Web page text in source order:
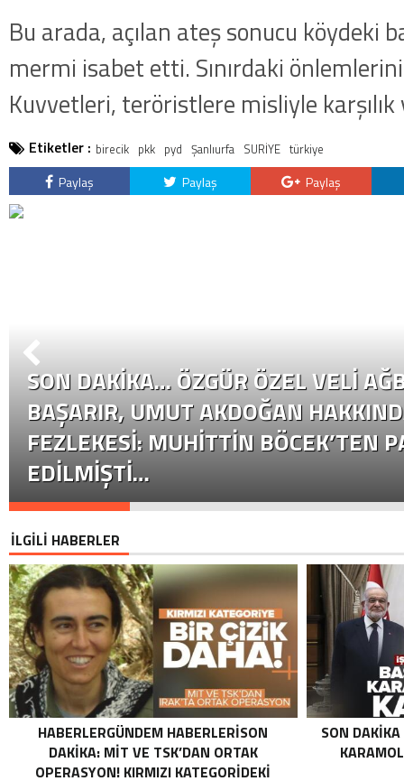
Bu arada, açılan ateş sonucu köydeki
mermi isabet etti. Sınırdaki
Kuvvetleri, teröristlere misliyle karşılık
Etiketler : birecik pkk pyd Şanlıurfa SURİYE türkiye
Paylaş Paylaş Paylaş
SON DAKİKA… ÖZGÜR ÖZEL VELI
BAŞARIR, UMUT AKDOĞAN
FEZLEKESI: MUHITTIN BÖCEK’TEN
EDILMIŞTI…
İLGİLİ HABERLER
HABERLERGÜNDEM HABERLERISON
DAKIKA: MİT VE TSK’DAN ORTAK
OPERASYON! KIRMIZI KATEGORIDEKI
SON